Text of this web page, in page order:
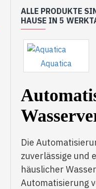
ALLE PRODUKTE
HAUSE IN 5
Aquatica
Die
zuverlässige und
häuslicher
Automatisierung